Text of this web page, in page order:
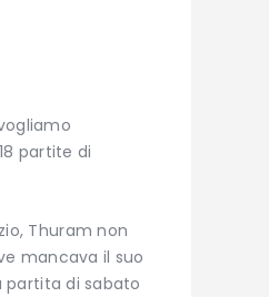
partite di
Thuram non
mancava il suo
partita di sabato